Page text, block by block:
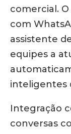
comercial.
com
assistente
equipes a
inteligentes
Integração
conversas